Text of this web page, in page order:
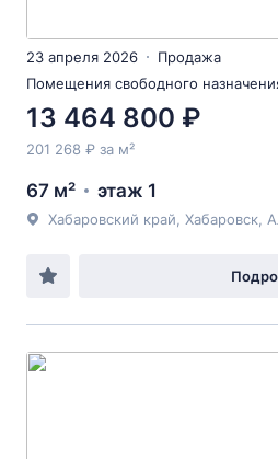
23 апреля 2026
Продажа
Помещения свободного
13 464 800 ₽
201 268 ₽ за м²
67 м² этаж 1
Хабаровский край, Хабаровск,